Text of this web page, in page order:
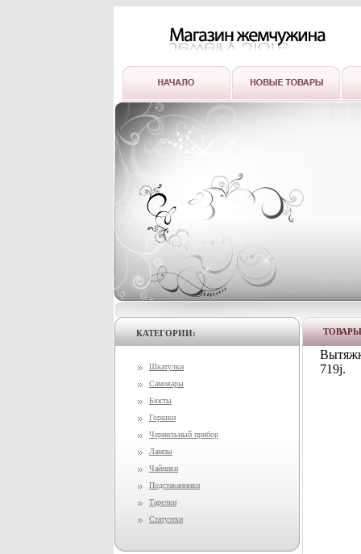
КАТЕГОРИИ:
Шкатулки
Самовары
Бюсты
Горшки
Чернильный прибор
Лампы
Чайники
Подстаканники
Тарелки
Статуэтки
ТОВАРЫ
719j.